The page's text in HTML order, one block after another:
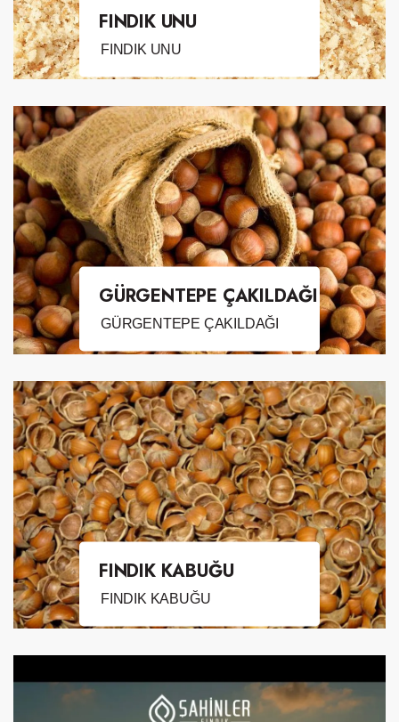
FINDIK UNU
FINDIK UNU
GÜRGENTEPE ÇAKILDAĞI
GÜRGENTEPE ÇAKILDAĞI
FINDIK KABUĞU
FINDIK KABUĞU